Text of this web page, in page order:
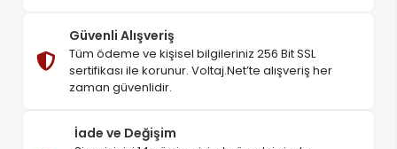
Güvenli Alışveriş
Tüm ödeme ve kişisel bilgileriniz 256 Bit SSL
sertifikası ile korunur. Voltaj.Net’te alışveriş her
zaman güvenlidir.
İade ve Değişim